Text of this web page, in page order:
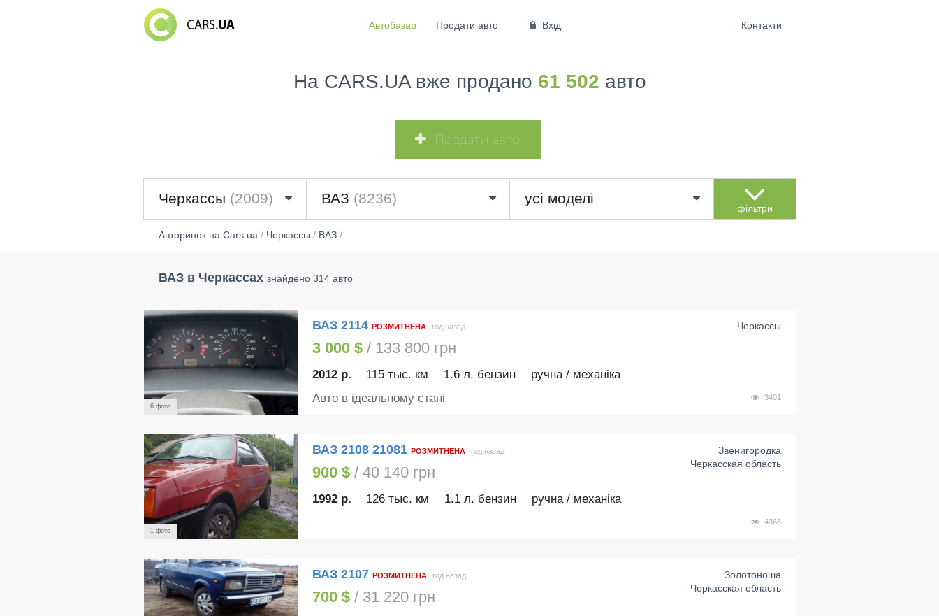
Автобазар Продати авто Вхід Контакти
На CARS.UA вже продано 61 502 авто
Продати авто
Черкассы (2009) ВАЗ (8236) усі моделі
фільтри
Авторинок на Cars.ua/ Черкассы / ВАЗ/
ВАЗ в Черкассах знайдено 314 авто
6 фото
ВАЗ 2114 РОЗМИТНЕНА Черкассы
год назад
3 000 $/ 133 800 грн
2012 р. 115 тыс. км 1.6 л. бензин ручна / механіка
3401
Авто в ідеальному стані
1 фото
ВАЗ 2108 21081 РОЗМИТНЕНА
Звенигородка
Черкасская область
год назад
900 $/ 40 140 грн
1992 р. 126 тыс. км 1.1 л. бензин ручна / механіка
4368
ВАЗ 2107 РОЗМИТНЕНА
Золотоноша
Черкасская область
год назад
700 $/ 31 220 грн